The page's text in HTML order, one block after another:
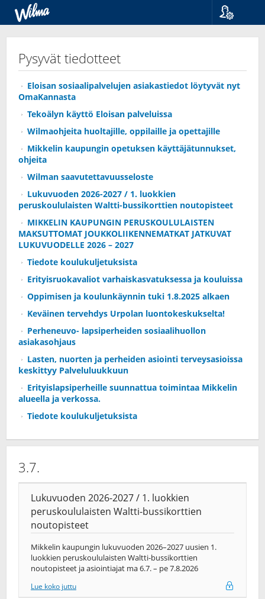
Pysyvät tiedotteet
Eloisan sosiaalipalvelujen asiakastiedot löytyvät nyt
OmaKannasta
Tekoälyn käyttö Eloisan palveluissa
Wilmaohjeita huoltajille, oppilaille ja opettajille
Mikkelin kaupungin opetuksen käyttäjätunnukset,
ohjeita
Wilman saavutettavuusseloste
Lukuvuoden 2026-2027 / 1. luokkien
peruskoululaisten Waltti-bussikorttien noutopisteet
MIKKELIN KAUPUNGIN PERUSKOULULAISTEN
MAKSUTTOMAT JOUKKOLIIKENNEMATKAT JATKUVAT
LUKUVUODELLE 2026 – 2027
Tiedote koulukuljetuksista
Erityisruokavaliot varhaiskasvatuksessa ja kouluissa
Oppimisen ja koulunkäynnin tuki 1.8.2025 alkaen
Keväinen tervehdys Urpolan luontokeskukselta!
Perheneuvo- lapsiperheiden sosiaalihuollon
asiakasohjaus
Lasten, nuorten ja perheiden asiointi terveysasioissa
keskittyy Palveluluukkuun
Erityislapsiperheille suunnattua toimintaa Mikkelin
alueella ja verkossa.
Tiedote koulukuljetuksista
3.7.
Lukuvuoden 2026-2027 / 1. luokkien
peruskoululaisten Waltti-bussikorttien
noutopisteet
Mikkelin kaupungin lukuvuoden 2026–2027 uusien 1.
luokkien peruskoululaisten Waltti-bussikorttien
noutopisteet ja asiointiajat ma 6.7. – pe 7.8.2026
Lue koko juttu